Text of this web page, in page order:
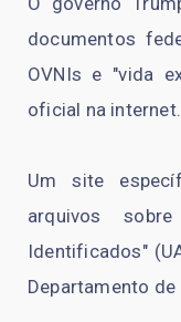
documentos
OVNIs e "vida
oficial na internet.
Um site
arquivos
Identificados"
Departamento de